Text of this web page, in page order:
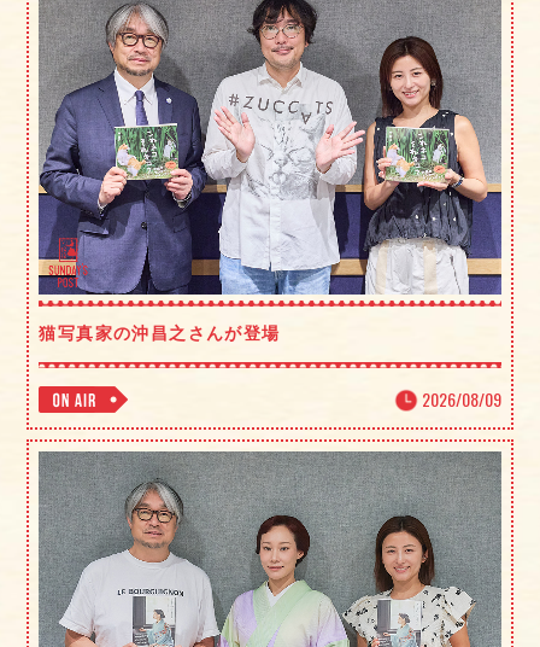
猫写真家の沖昌之さんが登場
2026/08/09